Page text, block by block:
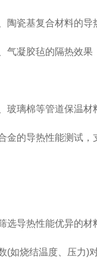
瓷基复合材料的导
凝胶毡的隔热效果
璃棉等管道保温材
的导热性能测试，
导热性能优异的材
烧结温度、压力)